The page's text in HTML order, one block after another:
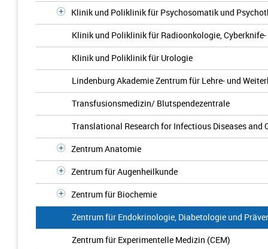
Klinik und Poliklinik für Psychosomatik und
Klinik und Poliklinik für Radioonkologie,
Klinik und Poliklinik für Urologie
Lindenburg Akademie Zentrum für Lehre- und
Transfusionsmedizin/ Blutspendezentrale
Translational Research for Infectious Diseases and
Zentrum Anatomie
Zentrum für Augenheilkunde
Zentrum für Biochemie
Zentrum für Endokrinologie, Diabetologie und
Zentrum für Experimentelle Medizin (CEM)